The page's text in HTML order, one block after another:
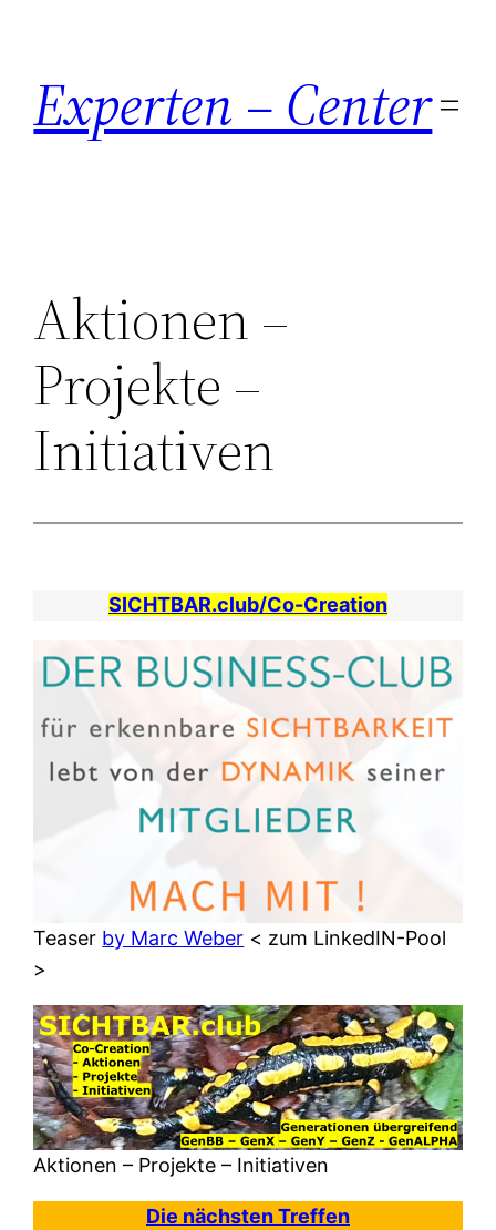
springen
Experten – Center
Aktionen –
Projekte –
Initiativen
SICHTBAR.club/Co-Creation
Teaser by Marc Weber < zum LinkedIN-Pool
>
Aktionen – Projekte – Initiativen
Die nächsten Treffen